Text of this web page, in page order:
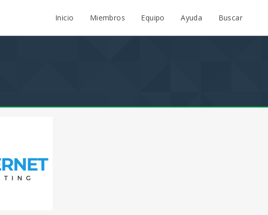
Inicio Miembros Equipo Ayuda Buscar